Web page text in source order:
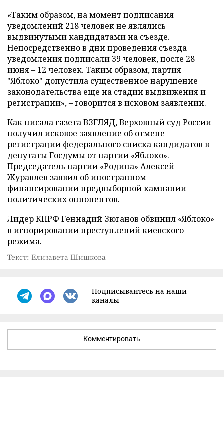
«Таким образом, на момент подписания
уведомлений 218 человек не являлись
выдвинутыми кандидатами на съезде.
Непосредственно в дни проведения съезда
уведомления подписали 39 человек, после 28
июня – 12 человек. Таким образом, партия
"Яблоко" допустила существенное нарушение
законодательства еще на стадии выдвижения и
регистрации», – говорится в исковом заявлении.
Как писала газета ВЗГЛЯД, Верховный суд России
получилисковое заявление об отмене
регистрации федерального списка кандидатов в
депутаты Госдумы от партии «Яблоко».
Председатель партии «Родина» Алексей
Журавлев заявил об иностранном
финансировании предвыборной кампании
политических оппонентов.
Лидер КПРФ Геннадий Зюганов обвинил «Яблоко»
в игнорировании преступлений киевского
режима.
Текст: Елизавета Шишкова
Подписывайтесь на наши
каналы
Комментировать